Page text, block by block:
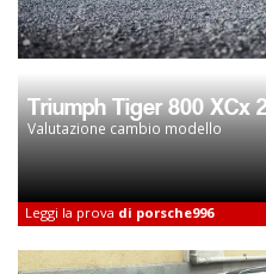
Triumph Tiger 800 XCx
Valutazione cambio modello
Leggi la prova di porsche996